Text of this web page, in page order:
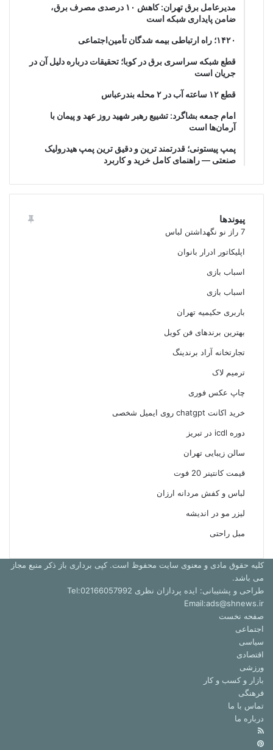
مدیرعامل برق تهران: کاهش ۱۰ درصدی مصرف برق،
ضامن پایداری شبکه است
۱۴۲۰؛ راه ارتباطی بیمه شدگان تأمین‌اجتماعی
قطع شبکه سراسری برق در کوبا؛ تحقیقات درباره دلیل آن در
جریان است
قطع ۱۲ ساعته آب در ۲ محله بندرعباس
امام جمعه بشاگرد: تشییع رهبر شهید روز عهد و پیمان با
آرمان‌ها است
پمپ پیستونی؛ قدرتمند ترین و دقیق‌ ترین پمپ هیدرولیک
صنعتی — راهنمای کامل خرید و کاربرد
پیوندها
7 راز نو نگهداشتن لباس
اپلیکاتور ادرار بانوان
اسباب بازی
اسباب بازی
باربری حکیمیه تهران
بهترین برندهای فن کویل
تجارتخانه آراد برندینگ
ترمیم لاک
چاپ عکس فوری
خرید اکانت chatgpt روی ایمیل شخصی
دوره icdl در تبریز
سالن زیبایی تهران
قیمت کانتینر 20 فوت
لباس و کفش مردانه ارزان
لیزر مو در اندیشه
مبل راحتی
کلیه حقوق مادی و معنوی سایت محفوظ است. کپی برداری باز ذکر منبع مجاز
می باشد.
طراحی و پشتیبانی: ایده پردازان نظری Tel:02166057992
Email:ads@shnews.ir
صفحه نخست
اجتماعی
سیاسی
اقتصادی
ورزشی
بازار و کسب و کار
فرهنگی
تماس با ما
درباره ما